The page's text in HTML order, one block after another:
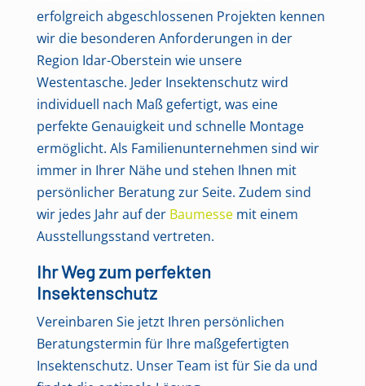
erfolgreich abgeschlossenen Projekten kennen
wir die besonderen Anforderungen in der
Region Idar-Oberstein wie unsere
Westentasche. Jeder Insektenschutz wird
individuell nach Maß gefertigt, was eine
perfekte Genauigkeit und schnelle Montage
ermöglicht. Als Familienunternehmen sind wir
immer in Ihrer Nähe und stehen Ihnen mit
persönlicher Beratung zur Seite. Zudem sind
wir jedes Jahr auf der Baumessemit einem
Ausstellungsstand vertreten.
Ihr Weg zum perfekten
Insektenschutz
Vereinbaren Sie jetzt Ihren persönlichen
Beratungstermin für Ihre maßgefertigten
Insektenschutz. Unser Team ist für Sie da und